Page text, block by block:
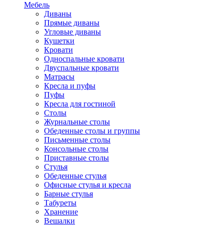
Мебель
Диваны
Прямые диваны
Угловые диваны
Кушетки
Кровати
Односпальные кровати
Двуспальные кровати
Матрасы
Кресла и пуфы
Пуфы
Кресла для гостиной
Столы
Журнальные столы
Обеденные столы и группы
Письменные столы
Консольные столы
Приставные столы
Стулья
Обеденные стулья
Офисные стулья и кресла
Барные стулья
Табуреты
Хранение
Вешалки